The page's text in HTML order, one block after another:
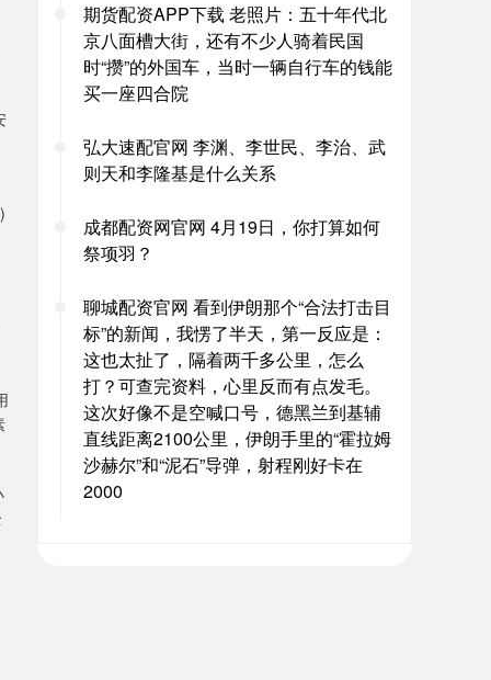
期货配资APP下载 老照片：五十年代北
京八面槽大街，还有不少人骑着民国
时“攒”的外国车，当时一辆自行车的钱能
买一座四合院
弘大速配官网 李渊、李世民、李治、武
则天和李隆基是什么关系
成都配资网官网 4月19日，你打算如何
祭项羽？
聊城配资官网 看到伊朗那个“合法打击目
标”的新闻，我愣了半天，第一反应是：
这也太扯了，隔着两千多公里，怎么
打？可查完资料，心里反而有点发毛。
这次好像不是空喊口号，德黑兰到基辅
直线距离2100公里，伊朗手里的“霍拉姆
沙赫尔”和“泥石”导弹，射程刚好卡在
2000